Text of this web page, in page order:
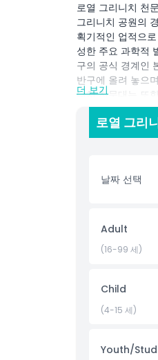
로열 그리니치 천
그리니치 공원의
획기적인 업적으
성한 주요 과학적
구의 공식 경계인
반구에 올려 놓으
니치 천문대는 또
중심지가 되어
간 측정과 천체
움을 준 도구부
중요성 외에도
런던 스카이라인
합은 로열 그리
히 런던 최고의
포함 사항
아동 성인 정책
더 보기
로열 그리
날짜 선택
Adult
(16-99 세)
Child
(4-15 세)
Youth/